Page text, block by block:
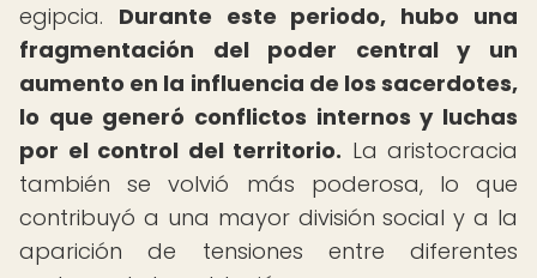
egipcia. Durante este periodo, hubo una
fragmentación del poder central y un
aumento en la influencia de los sacerdotes,
lo que generó conflictos internos y luchas
por el control del territorio. La aristocracia
también se volvió más poderosa, lo que
contribuyó a una mayor división social y a la
aparición de tensiones entre diferentes